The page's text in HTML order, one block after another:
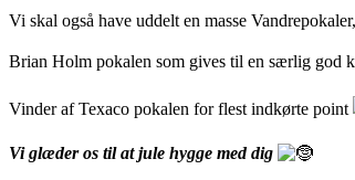
Vi skal også have uddelt en masse
Brian Holm pokalen som gives til en særlig god
Vinder af Texaco pokalen for flest indkørte point
Vi glæder os til at jule hygge med dig